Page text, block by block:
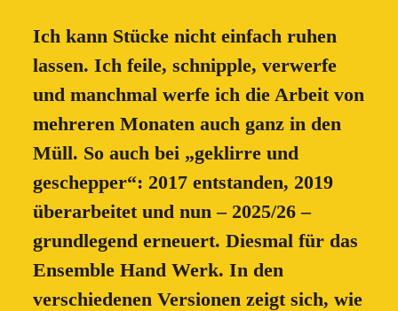
Ich kann Stücke nicht einfach ruhen
lassen. Ich feile, schnipple, verwerfe
und manchmal werfe ich die Arbeit von
mehreren Monaten auch ganz in den
Müll. So auch bei „geklirre und
geschepper“: 2017 entstanden, 2019
überarbeitet und nun – 2025/26 –
grundlegend erneuert. Diesmal für das
Ensemble Hand Werk. In den
verschiedenen Versionen zeigt sich, wie